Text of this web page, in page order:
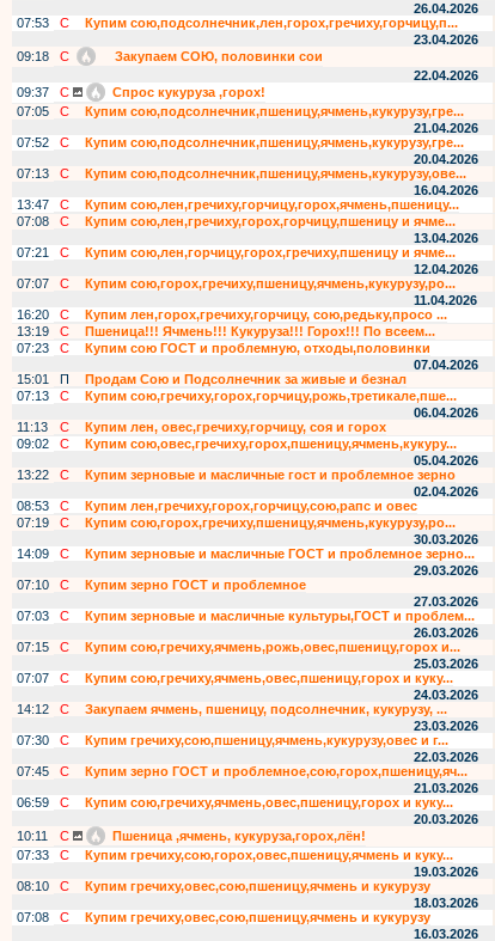
26.04.2026
07:53
С Купим сою,подсолнечник,лен,горох,гречиху,горчицу,п...
23.04.2026
09:18
С Закупаем СОЮ, половинки сои
22.04.2026
09:37
С Спрос кукуруза ,горох!
07:05
С Купим сою,подсолнечник,пшеницу,ячмень,кукурузу,гре...
21.04.2026
07:52
С Купим сою,подсолнечник,пшеницу,ячмень,кукурузу,гре...
20.04.2026
07:13
С Купим сою,подсолнечник,пшеницу,ячмень,кукурузу,ове...
16.04.2026
13:47
С Купим сою,лен,гречиху,горчицу,горох,ячмень,пшеницу...
07:08
С Купим сою,лен,гречиху,горох,горчицу,пшеницу и ячме...
13.04.2026
07:21
С Купим сою,лен,горчицу,горох,гречиху,пшеницу и ячме...
12.04.2026
07:07
С Купим сою,горох,гречиху,пшеницу,ячмень,кукурузу,ро...
11.04.2026
16:20
С Купим лен,горох,гречиху,горчицу, сою,редьку,просо ...
13:19
С Пшеница!!! Ячмень!!! Кукуруза!!! Горох!!! По всеем...
07:23
С Купим сою ГОСТ и проблемную, отходы,половинки
07.04.2026
15:01
П Продам Сою и Подсолнечник за живые и безнал
07:13
С Купим сою,гречиху,горох,горчицу,рожь,третикале,пше...
06.04.2026
11:13
С Купим лен, овес,гречиху,горчицу, соя и горох
09:02
С Купим сою,овес,гречиху,горох,пшеницу,ячмень,кукуру...
05.04.2026
13:22
С Купим зерновые и масличные гост и проблемное зерно
02.04.2026
08:53
С Купим лен,гречиху,горох,горчицу,сою,рапс и овес
07:19
С Купим сою,горох,гречиху,пшеницу,ячмень,кукурузу,ро...
30.03.2026
14:09
С Купим зерновые и масличные ГОСТ и проблемное зерно...
29.03.2026
07:10
С Купим зерно ГОСТ и проблемное
27.03.2026
07:03
С Купим зерновые и масличные культуры,ГОСТ и проблем...
26.03.2026
07:15
С Купим сою,гречиху,ячмень,рожь,овес,пшеницу,горох и...
25.03.2026
07:07
С Купим сою,гречиху,ячмень,овес,пшеницу,горох и куку...
24.03.2026
14:12
С Закупаем ячмень, пшеницу, подсолнечник, кукурузу, ...
23.03.2026
07:30
С Купим гречиху,сою,пшеницу,ячмень,кукурузу,овес и г...
22.03.2026
07:45
С Купим зерно ГОСТ и проблемное,сою,горох,пшеницу,яч...
21.03.2026
06:59
С Купим сою,гречиху,ячмень,овес,пшеницу,горох и куку...
20.03.2026
10:11
С Пшеница ,ячмень, кукуруза,горох,лён!
07:33
С Купим гречиху,сою,горох,овес,пшеницу,ячмень и куку...
19.03.2026
08:10
С Купим гречиху,овес,сою,пшеницу,ячмень и кукурузу
18.03.2026
07:08
С Купим гречиху,овес,сою,пшеницу,ячмень и кукурузу
16.03.2026